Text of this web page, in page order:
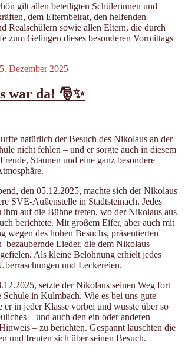
gilt allen beteiligten Schülerinnen und
dem Elternbeirat, den helfenden
Realschülern sowie allen Eltern, die durch
zum Gelingen dieses besonderen Vormittags
Dezember 2025
war da! 🎅✨
natürlich der Besuch des Nikolaus an der
nicht fehlen – und er sorgte auch in diesem
Staunen und eine ganz besondere
den 05.12.2025, machte sich der Nikolaus
SVE-Außenstelle in Stadtsteinach. Jedes
auf die Bühne treten, wo der Nikolaus aus
berichtete. Mit großem Eifer, aber auch mit
wegen des hohen Besuchs, präsentierten
bezaubernde Lieder, die dem Nikolaus
Als kleine Belohnung erhielt jedes
und Leckereien.
setzte der Nikolaus seinen Weg fort
Schule in Kulmbach. Wie es bei uns gute
er in jeder Klasse vorbei und wusste über so
– und auch den ein oder anderen
– zu berichten. Gespannt lauschten die
und freuten sich über seinen Besuch.